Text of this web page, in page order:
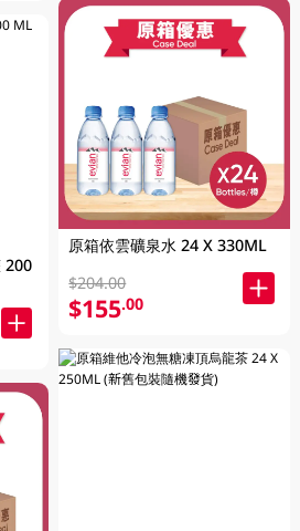
200
原箱依雲礦泉水 24 X 330ML
$204.00
$155.00